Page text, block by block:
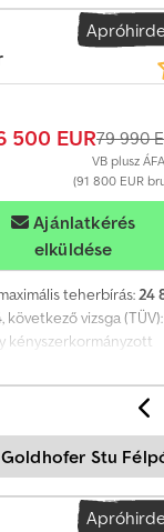
1 db 40 lábas
és változtatások
500 EUR79 990
VB plusz
(91 800 EUR
Ajánlatkérés
elküldése
teherbírás:24
, következő vizsga (TÜV):
kényszerkormányzott
Goldhofer Stu